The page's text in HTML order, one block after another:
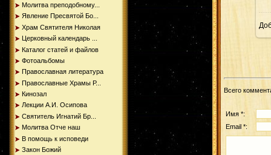
Молитва преподобному...
Явление Пресвятой Бо...
Храм Святителя Николая
Церковный календарь ...
Каталог статей и файлов
Фотоальбомы
Православная литература
Православные Храмы Р...
Кинозал
Лекции А.И. Осипова
Святитель Игнатий Бр...
Молитва Отче наш
В помощь к исповеди
Закон Божий
Всего
Имя *:
Email *: